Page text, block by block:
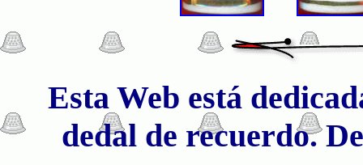
Esta Web está
dedal de recuerdo.